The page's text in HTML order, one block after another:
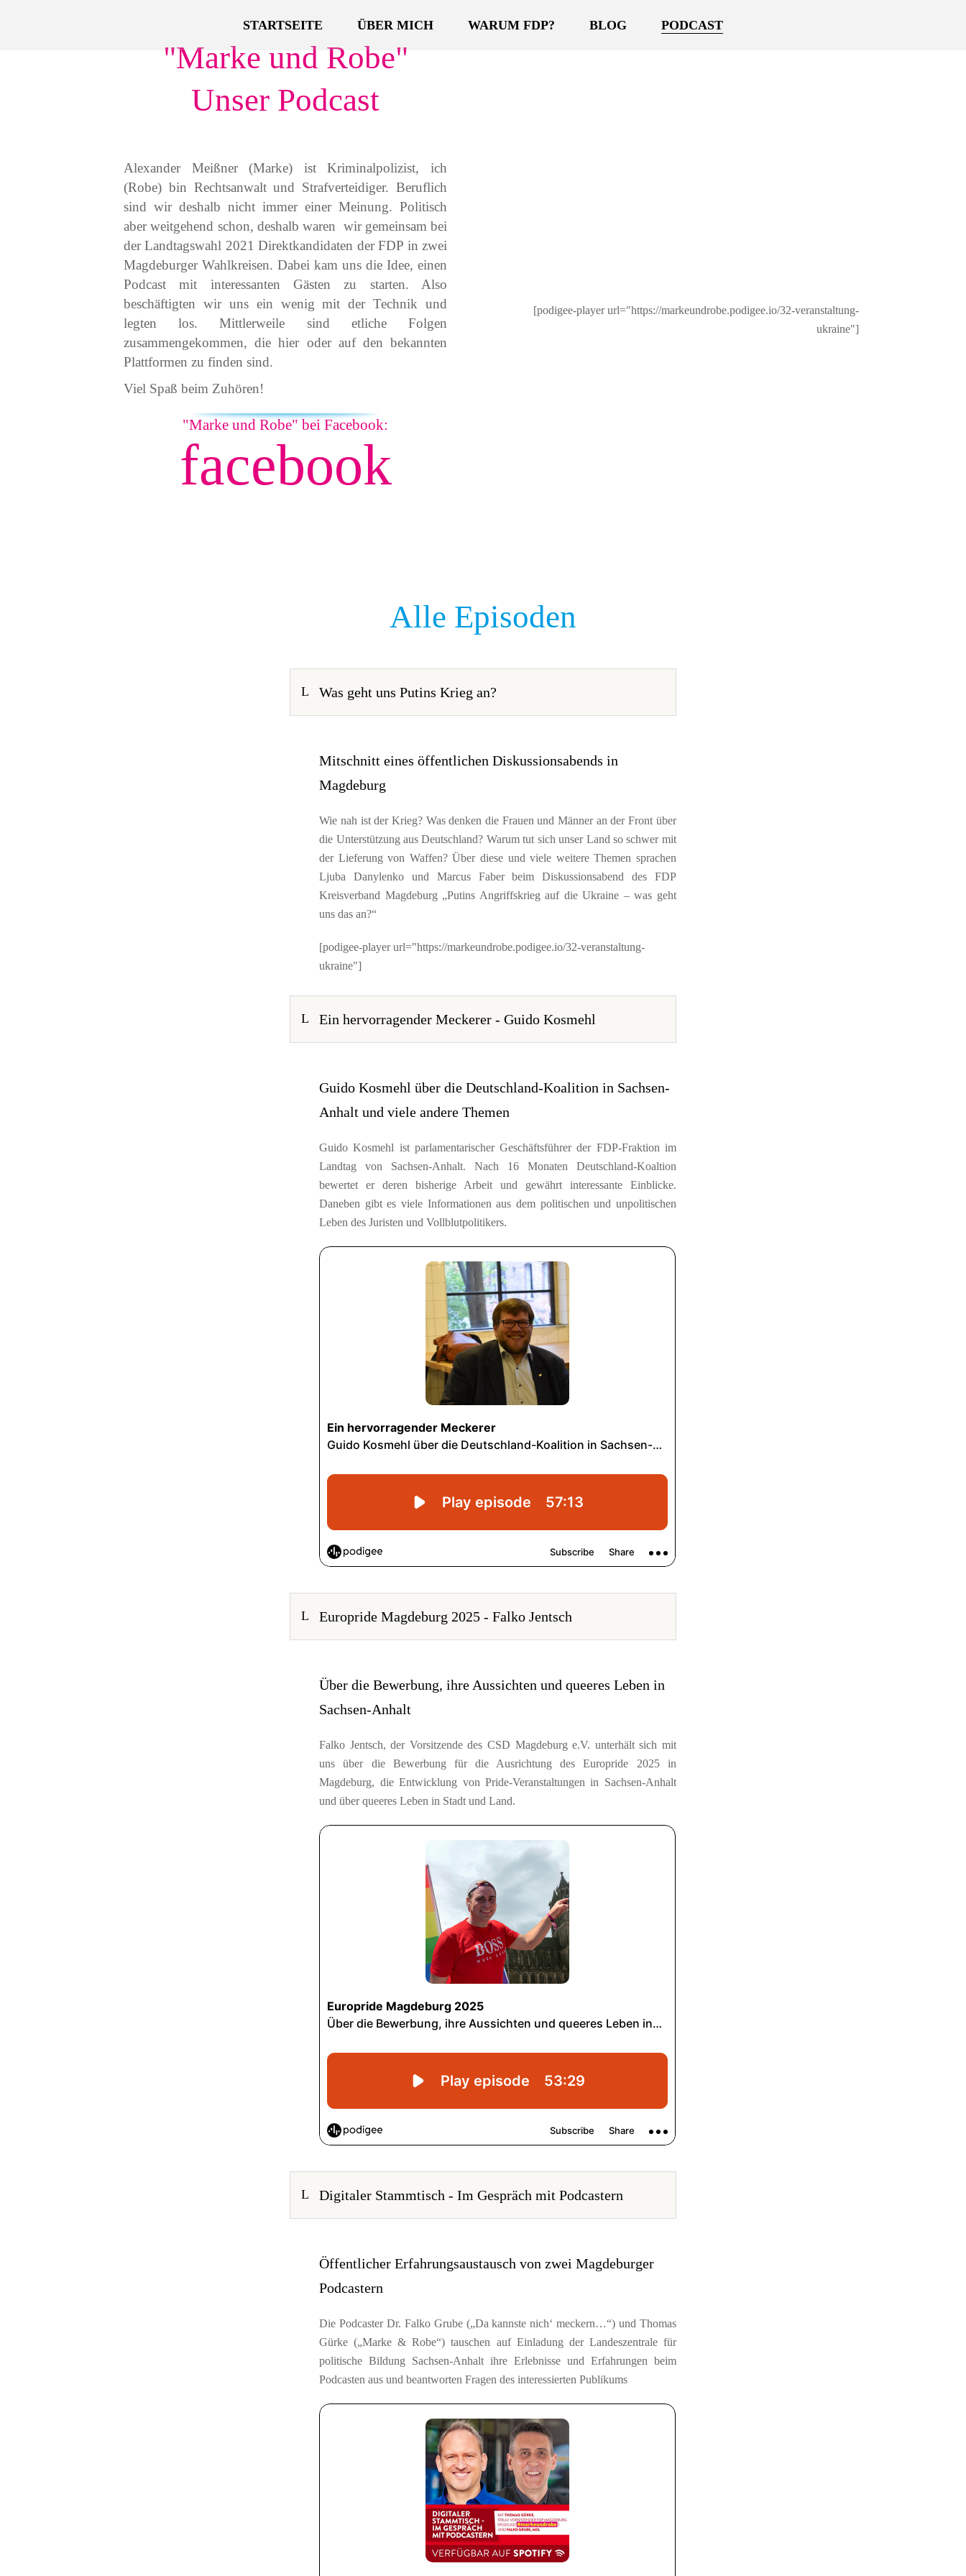
STARTSEITE ÜBER MICH WARUM FDP? BLOG PODCAST
"Marke und Robe"
Unser Podcast
Alexander Meißner (Marke) ist Kriminalpolizist, ich
(Robe) bin Rechtsanwalt und Strafverteidiger. Beruflich
sind wir deshalb nicht immer einer Meinung. Politisch
aber weitgehend schon, deshalb waren wir gemeinsam bei
der Landtagswahl 2021 Direktkandidaten der FDP in zwei
Magdeburger Wahlkreisen. Dabei kam uns die Idee, einen
Podcast mit interessanten Gästen zu starten. Also
beschäftigten wir uns ein wenig mit der Technik und
legten los. Mittlerweile sind etliche Folgen
zusammengekommen, die hier oder auf den bekannten
Plattformen zu finden sind.
Viel Spaß beim Zuhören!
"Marke und Robe" bei Facebook:
[podigee-player url="https://markeundrobe.podigee.io/32-veranstaltung-
ukraine"]
Alle Episoden
Was geht uns Putins Krieg an?
Mitschnitt eines öffentlichen Diskussionsabends in
Magdeburg
Wie nah ist der Krieg? Was denken die Frauen und Männer an der Front über
die Unterstützung aus Deutschland? Warum tut sich unser Land so schwer mit
der Lieferung von Waffen? Über diese und viele weitere Themen sprachen
Ljuba Danylenko und Marcus Faber beim Diskussionsabend des FDP
Kreisverband Magdeburg „Putins Angriffskrieg auf die Ukraine – was geht
uns das an?“
[podigee-player url="https://markeundrobe.podigee.io/32-veranstaltung-
ukraine"]
Ein hervorragender Meckerer - Guido Kosmehl
Guido Kosmehl über die Deutschland-Koalition in Sachsen-
Anhalt und viele andere Themen
Guido Kosmehl ist parlamentarischer Geschäftsführer der FDP-Fraktion im
Landtag von Sachsen-Anhalt. Nach 16 Monaten Deutschland-Koaltion
bewertet er deren bisherige Arbeit und gewährt interessante Einblicke.
Daneben gibt es viele Informationen aus dem politischen und unpolitischen
Leben des Juristen und Vollblutpolitikers.
Europride Magdeburg 2025 - Falko Jentsch
Über die Bewerbung, ihre Aussichten und queeres Leben in
Sachsen-Anhalt
Falko Jentsch, der Vorsitzende des CSD Magdeburg e.V. unterhält sich mit
uns über die Bewerbung für die Ausrichtung des Europride 2025 in
Magdeburg, die Entwicklung von Pride-Veranstaltungen in Sachsen-Anhalt
und über queeres Leben in Stadt und Land.
Digitaler Stammtisch - Im Gespräch mit Podcastern
Öffentlicher Erfahrungsaustausch von zwei Magdeburger
Podcastern
Die Podcaster Dr. Falko Grube („Da kannste nich‘ meckern…“) und Thomas
Gürke („Marke & Robe“) tauschen auf Einladung der Landeszentrale für
politische Bildung Sachsen-Anhalt ihre Erlebnisse und Erfahrungen beim
Podcasten aus und beantworten Fragen des interessierten Publikums